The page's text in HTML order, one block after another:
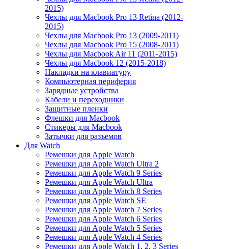
2015)
Чехлы для Macbook Pro 13 Retina (2012-
2015)
Чехлы для Macbook Pro 13 (2009-2011)
Чехлы для Macbook Pro 15 (2008-2011)
Чехлы для Macbook Air 11 (2011-2015)
Чехлы для Macbook 12 (2015-2018)
Накладки на клавиатуру
Компьютерная периферия
Зарядные устройства
Кабели и переходники
Защитные пленки
Флешки для Macbook
Стикеры для Macbook
Затычки для разъемов
Для Watch
Ремешки для Apple Watch
Ремешки для Apple Watch Ultra 2
Ремешки для Apple Watch 9 Series
Ремешки для Apple Watch Ultra
Ремешки для Apple Watch 8 Series
Ремешки для Apple Watch SE
Ремешки для Apple Watch 7 Series
Ремешки для Apple Watch 6 Series
Ремешки для Apple Watch 5 Series
Ремешки для Apple Watch 4 Series
Ремешки для Apple Watch 1, 2, 3 Series